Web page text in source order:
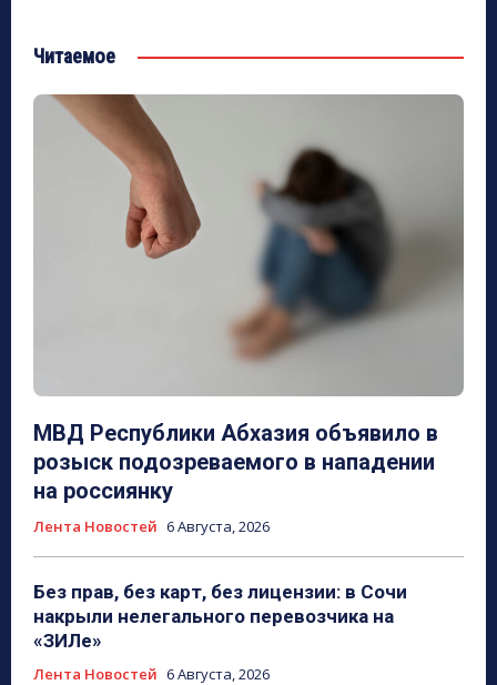
Читаемое
МВД Республики Абхазия объявило в
розыск подозреваемого в нападении
на россиянку
Лента Новостей 6 Августа, 2026
Без прав, без карт, без лицензии: в Сочи
накрыли нелегального перевозчика на
«ЗИЛе»
Лента Новостей 6 Августа, 2026